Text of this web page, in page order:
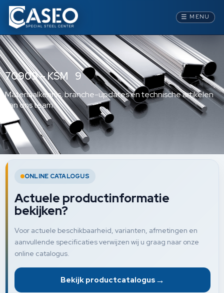
☰ MENU
70909 – KSM 9
Materiaalkennis, branche-updates en technische artikelen
van ons team.
ONLINE CATALOGUS
Actuele productinformatie
bekijken?
Voor actuele beschikbaarheid, varianten, afmetingen en
aanvullende specificaties verwijzen wij u graag naar onze
online catalogus.
Bekijk productcatalogus →